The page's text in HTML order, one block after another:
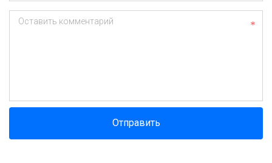
Оставить комментарий
Отправить